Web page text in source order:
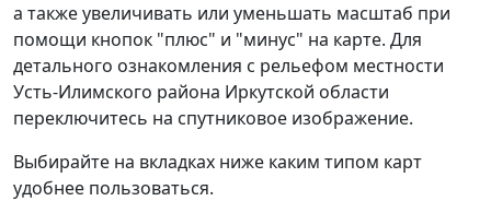
а также увеличивать или уменьшать масштаб при
помощи кнопок "плюс" и "минус" на карте. Для
детального ознакомления с рельефом местности
Усть-Илимского района Иркутской области
переключитесь на спутниковое изображение.
Выбирайте на вкладках ниже каким типом карт
удобнее пользоваться.